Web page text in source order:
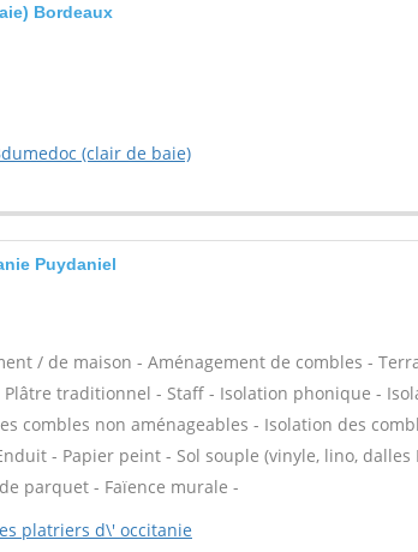
Bordeaux
(clair de baie)
Puydaniel
/ de maison - Aménagement de combles -
traditionnel - Staff - Isolation phonique -
combles non aménageables - Isolation des
- Papier peint - Sol souple (vinyle, lino, dalles
parquet - Faïence murale -
platriers d\' occitanie